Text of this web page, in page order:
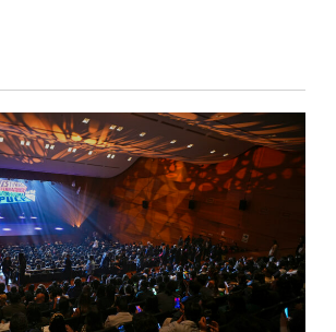
instancias disciplinarias, este proceso